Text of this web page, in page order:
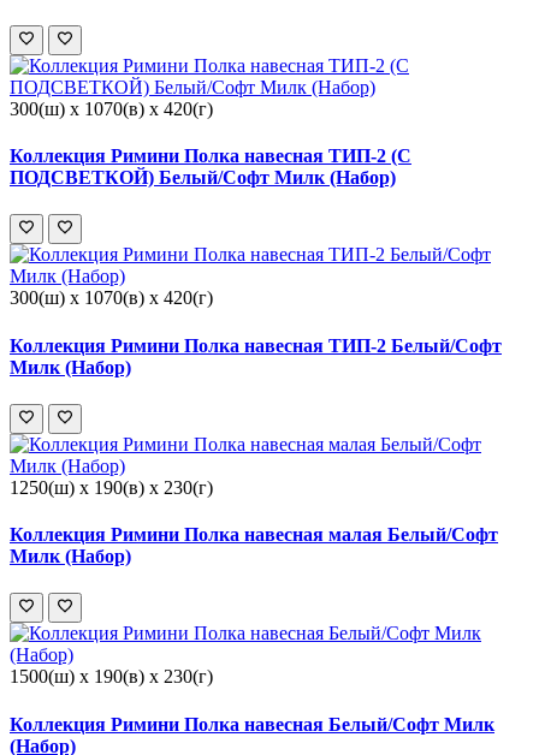
300(ш) x 1070(в) x 420(г)
Коллекция Римини Полка навесная ТИП-2 (С
ПОДСВЕТКОЙ) Белый/Софт Милк (Набор)
300(ш) x 1070(в) x 420(г)
Коллекция Римини Полка навесная ТИП-2 Белый/Софт
Милк (Набор)
1250(ш) x 190(в) x 230(г)
Коллекция Римини Полка навесная малая Белый/Софт
Милк (Набор)
1500(ш) x 190(в) x 230(г)
Коллекция Римини Полка навесная Белый/Софт Милк
(Набор)